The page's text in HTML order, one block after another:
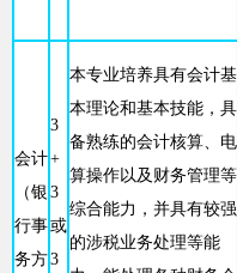
会计
（银
行事
务方
3
+
3
或
3
本专业培养具有会计基
本理论和基本技能，具
备熟练的会计核算、电
算操作以及财务管理等
综合能力，并具有较强
的涉税业务处理等能